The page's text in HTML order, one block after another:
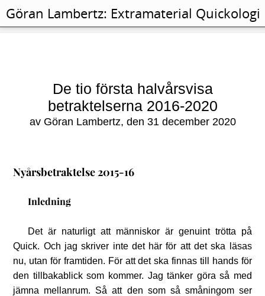
De tio första halvårsvisa
betraktelserna 2016-2020
av Göran Lambertz, den 31 december 2020
Nyårsbetraktelse 2015-16
Inledning
Det är naturligt att människor är genuint trötta på
Quick. Och jag skriver inte det här för att det ska läsas
nu, utan för framtiden. För att det ska finnas till hands för
den tillbakablick som kommer. Jag tänker göra så med
jämna mellanrum. Så att den som så småningom ser
Göran Lambertz: Extramaterial Quickologi